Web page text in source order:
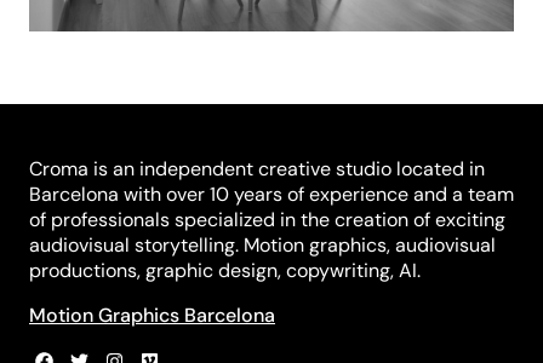
Croma is an independent creative studio located in
Barcelona with over 10 years of experience and a team
of professionals specialized in the creation of exciting
audiovisual storytelling. Motion graphics, audiovisual
productions, graphic design, copywriting, AI.
Motion Graphics Barcelona